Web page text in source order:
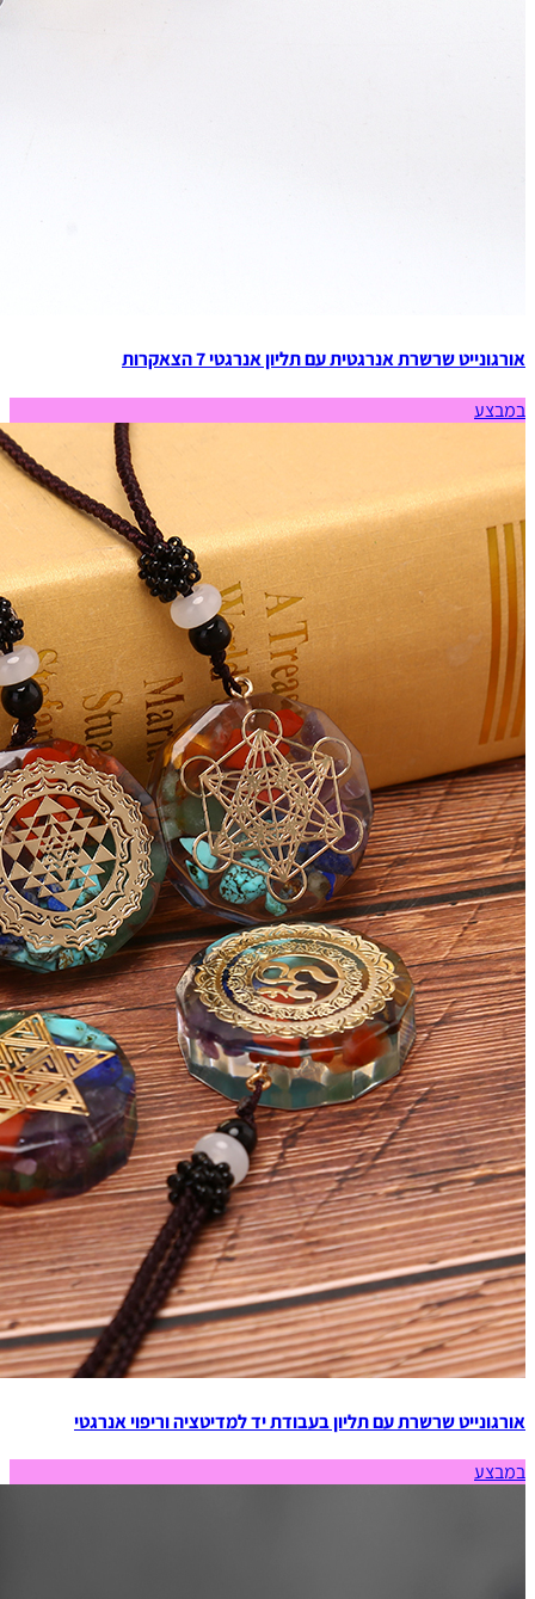
אורגונייט שרשרת אנרגטית עם תליון אנרגטי 7 הצאקרות
במבצע
אורגונייט שרשרת עם תליון בעבודת יד למדיטציה וריפוי אנרגטי
במבצע